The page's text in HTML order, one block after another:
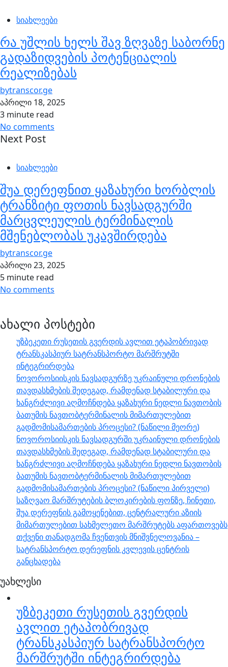
სიახლეები
რა უშლის ხელს შავ ზღვაზე საბორნე
გადაზიდვების პოტენციალის
რეალიზებას
bytranscor.ge
აპრილი 18, 2025
3 minute read
No comments
Next Post
სიახლეები
შუა დერეფნით ყაზახური ხორბლის
ტრანზიტი ფოთის ნავსადგურში
მარცვლეულის ტერმინალის
მშენებლობას უკავშირდება
bytranscor.ge
აპრილი 23, 2025
5 minute read
No comments
ახალი პოსტები
უზბეკეთი რუსეთის გვერდის ავლით ეტაპობრივად
ტრანსკასპიურ სატრანსპორტო მარშრუტში
ინტეგრირდება
ნოვოროსიისკის ნავსადგურზე უკრაინული დრონების
თავდასხმების შედეგად, რამდენად სტაბილური და
ხანგრძლივი აღმოჩნდება ყაზახური ნედლი ნავთობის
ბათუმის ნავთობტერმინალის მიმართულებით
გადმომისამართების პროცესი? (ნაწილი მეორე)
ნოვოროსიისკის ნავსადგურში უკრაინული დრონების
თავდასხმების შედეგად, რამდენად სტაბილური და
ხანგრძლივი აღმოჩნდება ყაზახური ნედლი ნავთობის
ბათუმის ნავთობტერმინალის მიმართულებით
გადმომისამართების პროცესი? (ნაწილი პირველი)
საზღვაო მარშრუტების ბლოკირების ფონზე, ჩინეთი,
შუა დერეფნის გამოყენებით, ცენტრალური აზიის
მიმართულებით სახმელეთო მარშრუტებს აფართოვებს
თქვენი თანადგომა ჩვენთვის მნიშვნელოვანია –
სატრანსპორტო დერეფნის კვლევის ცენტრის
განცხადება
უახლესი
უზბეკეთი რუსეთის გვერდის
ავლით ეტაპობრივად
ტრანსკასპიურ სატრანსპორტო
მარშრუტში ინტეგრირდება